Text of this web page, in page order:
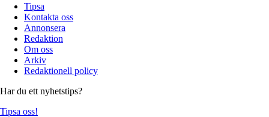
Tipsa
Kontakta oss
Annonsera
Redaktion
Om oss
Arkiv
Redaktionell policy
Har du ett nyhetstips?
Tipsa oss!